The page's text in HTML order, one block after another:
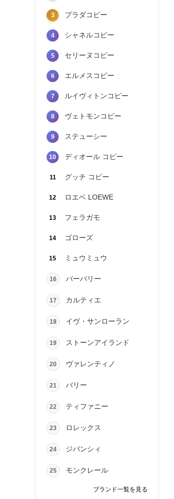
3 プラダコピー
4 シャネルコピー
5 セリーヌコピー
6 エルメスコピー
7 ルイヴィトンコピー
8 ヴェトモンコピー
9 ステューシー
10 ディオール コピー
11 グッチ コピー
12 ロエベ LOEWE
13 フェラガモ
14 ゴローズ
15 ミュウミュウ
16 バーバリー
17 カルティエ
18 イヴ・サンローラン
19 ストーンアイランド
20 ヴァレンティノ
21 バリー
22 ティファニー
23 ロレックス
24 ジバンシィ
25 モンクレール
ブランド一覧を見る